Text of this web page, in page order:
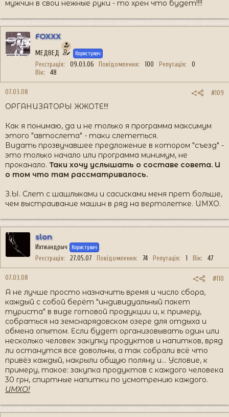
мужчин в свои нежные руки - то хрен что будет!!!!
FOXXX
МЕДВЕД Користувач
Реєстрація 09.03.06 Повідомлення 100 Репутація
0
Вік
48
07.03.08 #109
ОРГАНИЗАТОРЫ ЖЖОТЕ!!!
Как я понимаю, да и не только я программа максимум
этого "автослета" - таки слететься.
Видать прозвучавшее предложение в котором "съезд" -
это только начало или программа минимум, не
проканало. Таки хочу услышать о составе совета. И
о том что там рассматривалось.
З.Ы. Слет с шашлыками и сасисками меня прет больше,
чем выстраивание машин в ряд на вертолетке. ИМХО.
slon
Ихтиандрыч Користувач
Реєстрація 27.05.07 Повідомлення 74 Репутація 1 Вік 47
07.03.08 #110
А не лучше просто назначить время и число сбора,
каждый с собой берёт "индивидуальный пакет
туриста" в виде готовой продукции и, к примеру,
собраться на земснарядовском озере для отдыха и
обмена опытом. Если будет организовывать один или
несколько человек закупку продуктов и напитков, вряд
ли останутся все довольны, а так собрали всё что
привёз каждый, накрыли общую поляну и... Условие, к
примеру, такое: закупка продуктов с каждого человека
30 грн, спиртные напитки по усмотрению каждого.
ИМХО!